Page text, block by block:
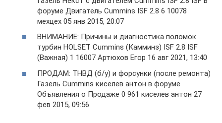
форуме Двигатель Cummins ISF 2.8 6 10078
мехцех 05 янв 2015, 20:07
ВНИМАНИЕ: Причины и диагностика поломок
турбин HOLSET Cummins (Камминз) ISF 2.8 ISF
(Важная) 1 16007 Артюхов Егор 16 авг 2021, 13:40
ПРОДАМ: ТНВД (б/у) и форсунки (после ремонта)
Газель Cummins киселев антон в форуме
Объявления о Продаже 0 961 киселев антон 27
фев 2015, 09:56